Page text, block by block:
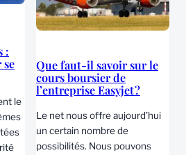
:
se
le
Que faut-il savoir sur le
cours boursier de
l’entreprise Easyjet ?
Le net nous offre aujourd’hui
un certain nombre de
possibilités. Nous pouvons